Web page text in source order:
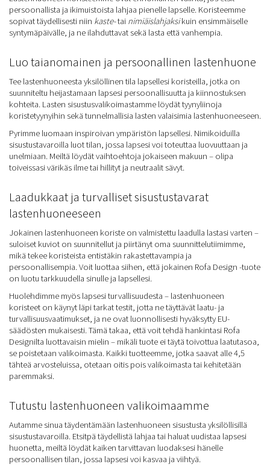
persoonallista ja ikimuistoista lahjaa pienelle lapselle. Koristeemme
sopivat täydellisesti niin kaste-tai nimiäislahjaksikuin ensimmäiselle
syntymäpäivälle, ja ne ilahduttavat sekä lasta että vanhempia.
Luo taianomainen ja persoonallinen lastenhuone
Tee lastenhuoneesta yksilöllinen tila lapsellesi koristeilla, jotka on
suunniteltu heijastamaan lapsesi persoonallisuutta ja kiinnostuksen
kohteita. Lasten sisustusvalikoimastamme löydät tyynyliinoja
koristetyynyihin sekä tunnelmallisia lasten valaisimia lastenhuoneeseen.
Pyrimme luomaan inspiroivan ympäristön lapsellesi. Nimikoiduilla
sisustustavaroilla luot tilan, jossa lapsesi voi toteuttaa luovuuttaan ja
unelmiaan. Meiltä löydät vaihtoehtoja jokaiseen makuun – olipa
toiveissasi värikäs ilme tai hillityt ja neutraalit sävyt.
Laadukkaat ja turvalliset sisustustavarat
lastenhuoneeseen
Jokainen lastenhuoneen koriste on valmistettu laadulla lastasi varten –
suloiset kuviot on suunnitellut ja piirtänyt oma suunnittelutiimimme,
mikä tekee koristeista entistäkin rakastettavampia ja
persoonallisempia. Voit luottaa siihen, että jokainen Rofa Design -tuote
on luotu tarkkuudella sinulle ja lapsellesi.
Huolehdimme myös lapsesi turvallisuudesta – lastenhuoneen
koristeet on käynyt läpi tarkat testit, jotta ne täyttävät laatu- ja
turvallisuusvaatimukset, ja ne ovat luonnollisesti hyväksytty EU-
säädösten mukaisesti. Tämä takaa, että voit tehdä hankintasi Rofa
Designilta luottavaisin mielin – mikäli tuote ei täytä toivottua laatutasoa,
se poistetaan valikoimasta. Kaikki tuotteemme, jotka saavat alle 4,5
tähteä arvosteluissa, otetaan oitis pois valikoimasta tai kehitetään
paremmaksi.
Tutustu lastenhuoneen valikoimaamme
Autamme sinua täydentämään lastenhuoneen sisustusta yksilöllisillä
sisustustavaroilla. Etsitpä täydellistä lahjaa tai haluat uudistaa lapsesi
huonetta, meiltä löydät kaiken tarvittavan luodaksesi hänelle
persoonallisen tilan, jossa lapsesi voi kasvaa ja viihtyä.